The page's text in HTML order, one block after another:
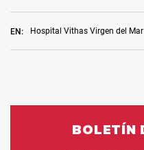
EN: Hospital Vithas Virgen del Mar